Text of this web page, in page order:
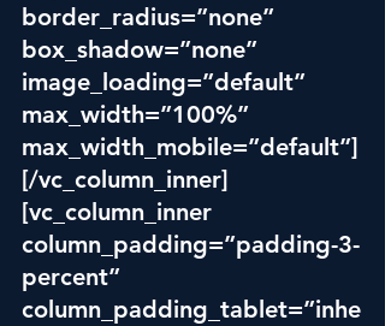
border_radius=”none”
box_shadow=”none”
image_loading=”default”
max_width=”100%”
max_width_mobile=”default”]
[/vc_column_inner]
[vc_column_inner
column_padding=”padding-3-
percent”
column_padding_tablet=”inhe